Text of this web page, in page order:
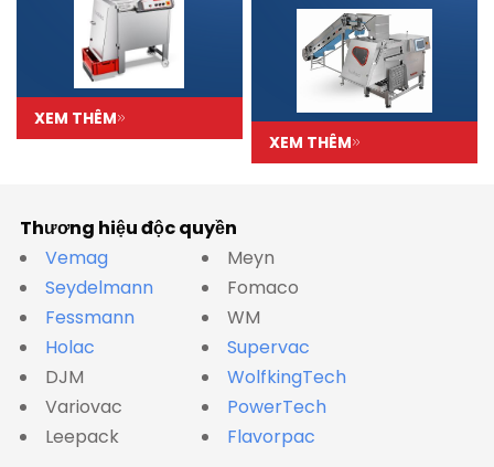
XEM THÊM
XEM THÊM
Thương hiệu độc quyền
Vemag
Seydelmann
Fessmann
Holac
DJM
Variovac
Leepack
Meyn
Fomaco
WM
Supervac
WolfkingTech
PowerTech
Flavorpac